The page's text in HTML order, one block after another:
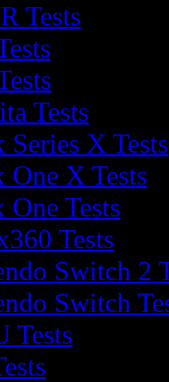
Tests
Tests
Series X Tests
One X Tests
Tests
Tests
Switch 2
Switch
Tests